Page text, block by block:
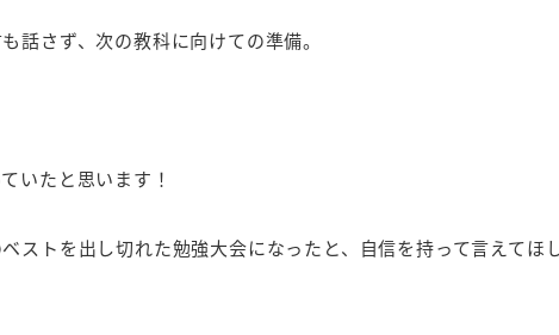
話さず、次の教科に向けての準備。
いたと思います！
ストを出し切れた勉強大会になったと、自信を持って言えてほ